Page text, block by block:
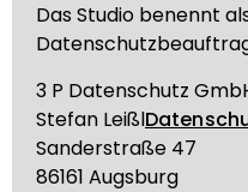
Das Studio benennt
3 P Datenschutz
Stefan Leißl
Sanderstraße 47
86161 Augsburg